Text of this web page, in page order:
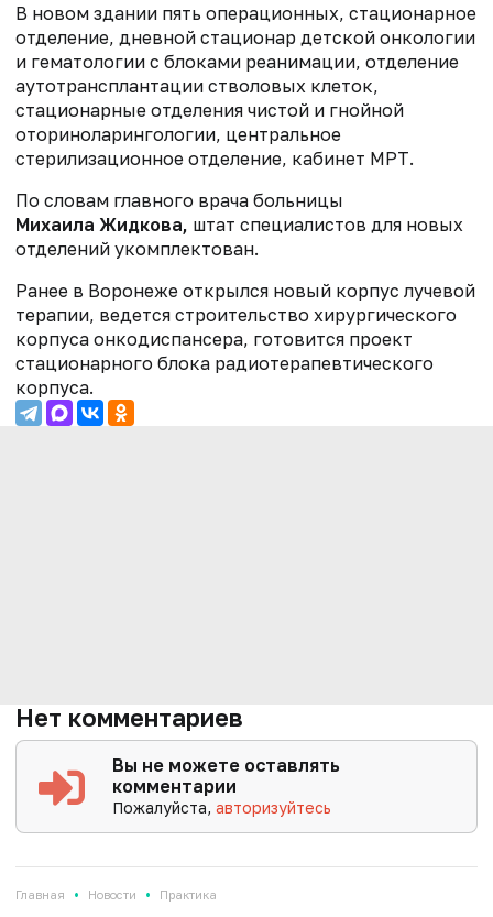
В новом здании пять операционных, стационарное
отделение, дневной стационар детской онкологии
и гематологии с блоками реанимации, отделение
аутотрансплантации стволовых клеток,
стационарные отделения чистой и гнойной
оториноларингологии, центральное
стерилизационное отделение, кабинет МРТ.
По словам главного врача больницы
Михаила Жидкова, штат специалистов для новых
отделений укомплектован.
Ранее в Воронеже открылся новый корпус лучевой
терапии, ведется строительство хирургического
корпуса онкодиспансера, готовится проект
стационарного блока радиотерапевтического
корпуса.
Нет комментариев
Вы не можете оставлять
комментарии
Пожалуйста,авторизуйтесь
Главная • Новости • Практика